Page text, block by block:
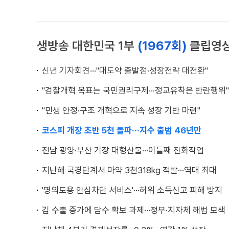
생방송 대한민국 1부 (1967회) 클립영
신년 기자회견···"대도약 출발점·성장전략 대전환"
"검찰개혁 목표는 국민권리구제···정교유착은 반란행위"
"민생 안정·구조 개혁으로 지속 성장 기반 마련"
코스피 개장 초반 5천 돌파···지수 출범 46년만
전남 광양·부산 기장 대형산불···이틀째 진화작업
지난해 국경단계서 마약 3천318kg 적발···역대 최대
'명의도용 안심차단 서비스'···허위 소득신고 피해 방지
김 수출 증가에 담수 확보 과제···정부·지자체 해법 모색